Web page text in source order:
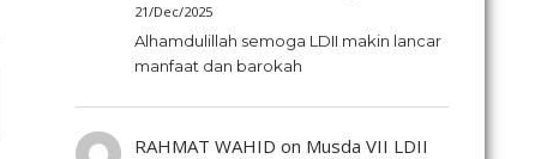
21/Dec/2025
Alhamdulillah semoga LDII makin lancar
manfaat dan barokah
RAHMAT WAHID on Musda VII LDII